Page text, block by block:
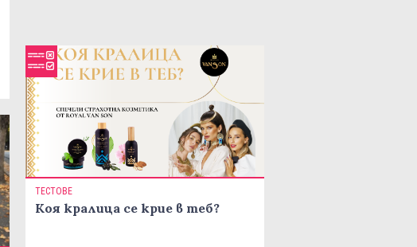
ТЕСТОВЕ
Коя кралица се крие в теб?